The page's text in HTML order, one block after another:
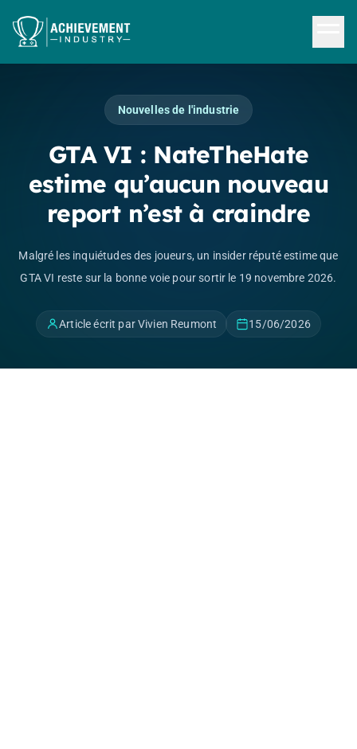
Nouvelles de l'industrie
GTA VI : NateTheHate
estime qu’aucun nouveau
report n’est à craindre
Malgré les inquiétudes des joueurs, un insider réputé estime que
GTA VI reste sur la bonne voie pour sortir le 19 novembre 2026.
Article écrit par Vivien Reumont 15/06/2026